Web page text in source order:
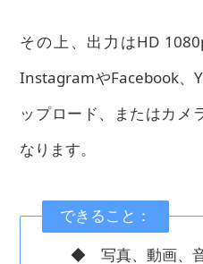
その上、出力はHD
InstagramやFacebook、
ップロード、またはカメ
なります。
できること：
◆ 写真、動画、